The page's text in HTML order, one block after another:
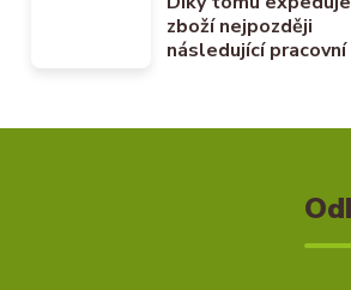
zboží nejpozději
následující pracovní